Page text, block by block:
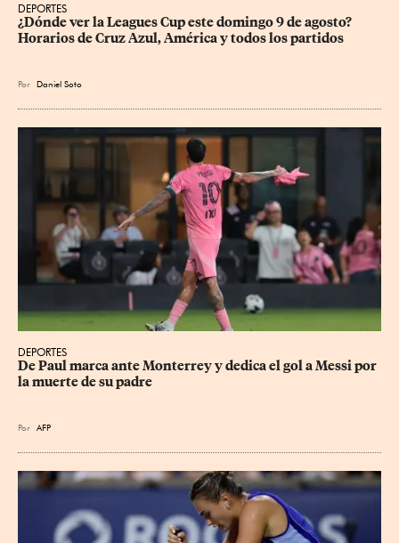
DEPORTES
¿Dónde ver la Leagues Cup este domingo 9 de agosto?
Horarios de Cruz Azul, América y todos los partidos
Por Daniel Soto
DEPORTES
De Paul marca ante Monterrey y dedica el gol a Messi por
la muerte de su padre
Por AFP